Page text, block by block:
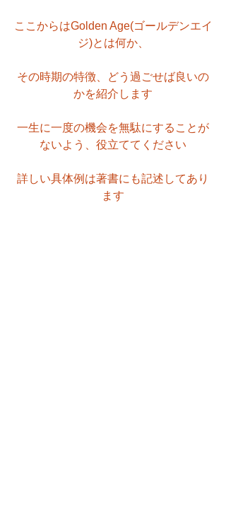
ここからはGolden Age(ゴールデンエイ
ジ)とは何か、
その時期の特徴、どう過ごせば良いの
かを紹介します
一生に一度の機会を無駄にすることが
ないよう、役立ててください
詳しい具体例は著書にも記述してあり
ます